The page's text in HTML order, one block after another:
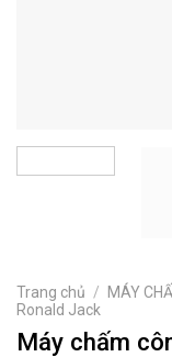
Trang chủ / MÁY
Ronald Jack
Máy chấm